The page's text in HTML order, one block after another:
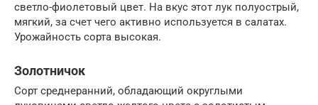
светло-фиолетовый цвет. На вкус этот лук полуострый,
мягкий, за счет чего активно используется в салатах.
Урожайность сорта высокая.
Золотничок
Сорт среднеранний, обладающий округлыми